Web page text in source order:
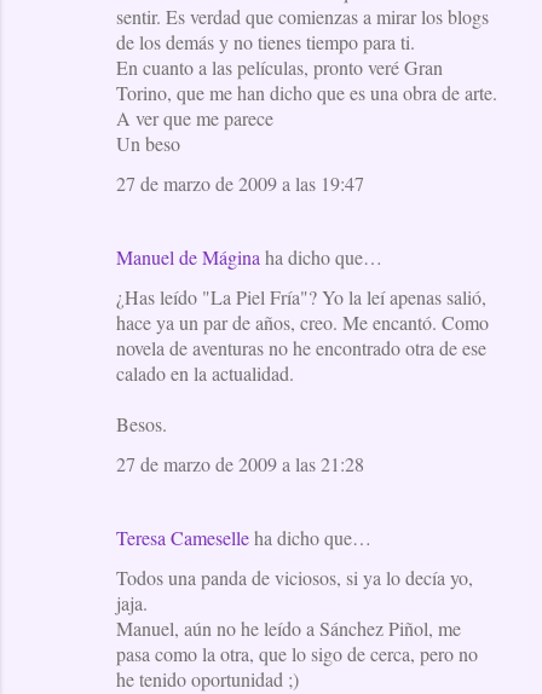
sentir. Es verdad que comienzas a mirar los blogs
de los demás y no tienes tiempo para ti.
En cuanto a las películas, pronto veré Gran
Torino, que me han dicho que es una obra de arte.
A ver que me parece
Un beso
27 de marzo de 2009 a las 19:47
Manuel de Mágina ha dicho que…
¿Has leído "La Piel Fría"? Yo la leí apenas salió,
hace ya un par de años, creo. Me encantó. Como
novela de aventuras no he encontrado otra de ese
calado en la actualidad.
Besos.
27 de marzo de 2009 a las 21:28
Teresa Cameselleha dicho que…
Todos una panda de viciosos, si ya lo decía yo,
jaja.
Manuel, aún no he leído a Sánchez Piñol, me
pasa como la otra, que lo sigo de cerca, pero no
he tenido oportunidad ;)